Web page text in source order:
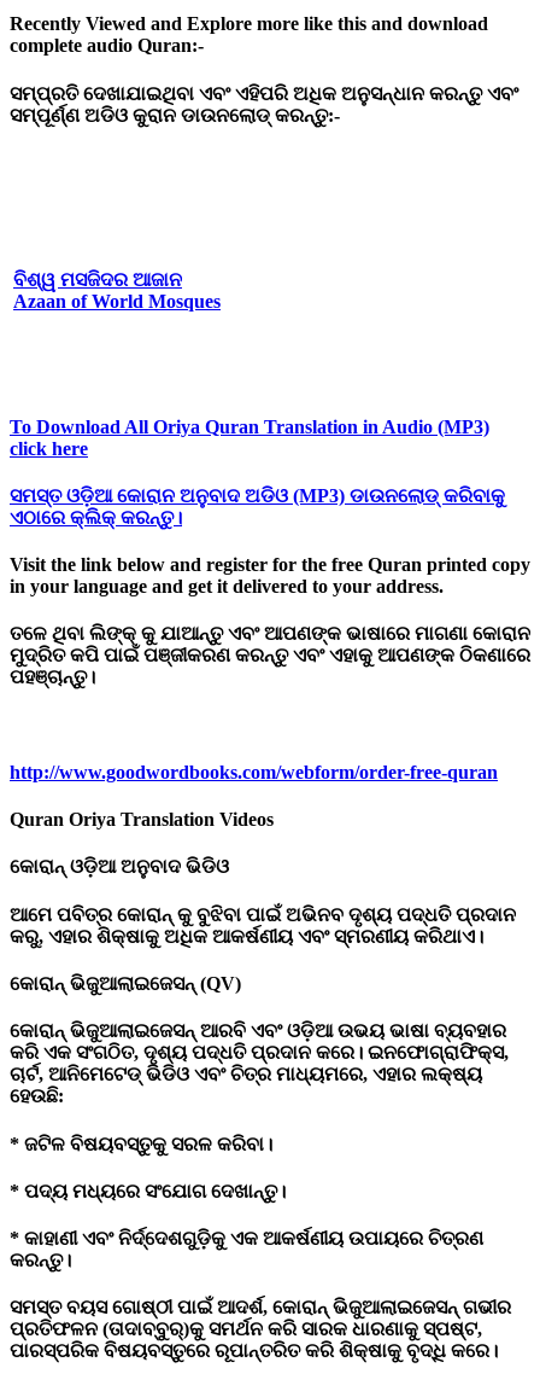
Recently Viewed and Explore more like this and download
complete audio Quran:-
ସମ୍ପ୍ରତିଦେଖାଯାଇଥିବା ଏବଂଏହିପରି ଅଧିକ ଅନୁସନ୍ଧାନ କରନ୍ତୁଏବଂ
ସମ୍ପୂର୍ଣ୍ଣଅଡିଓ କୁରାନ ଡାଉନଲୋଡ୍ କରନ୍ତୁ:-
ବିଶ୍ୱ ମସଜିଦର ଆଜାନ
Azaan of World Mosques
To Download All Oriya Quran Translation in Audio (MP3)
click here
ସମସ୍ତଓଡ଼ିଆକୋରାନ ଅନୁବାଦ ଅଡିଓ (MP3) ଡାଉନଲୋଡ୍ କରିବାକୁ
ଏଠାରେ କ୍ଲିକ୍ କରନ୍ତୁ।
Visit the link below and register for the free Quran printed copy
in your language and get it delivered to your address.
ତଳେ ଥିବା ଲିଙ୍କ୍ କୁ ଯାଆନ୍ତୁଏବଂଆପଣଙ୍କ ଭାଷାରେମାଗଣା କୋରାନ
ମୁଦ୍ରିତକପି ପାଇଁପଞ୍ଜୀକରଣକରନ୍ତୁଏବଂଏହାକୁ ଆପଣଙ୍କ ଠିକଣାରେ
ପହଞ୍ଚାନ୍ତୁ।
http://www.goodwordbooks.com/webform/order-free-quran
Quran Oriya Translation Videos
କୋରାନ୍ ଓଡ଼ିଆଅନୁବାଦ ଭିଡିଓ
ଆମେ ପବିତ୍ର କୋରାନ୍ କୁ ବୁଝିବା ପାଇଁ ଅଭିନବ ଦୃଶ୍ୟ ପଦ୍ଧତି ପ୍ରଦାନ
କରୁ, ଏହାର ଶିକ୍ଷାକୁ ଅଧିକ ଆକର୍ଷଣୀୟ ଏବଂ ସ୍ମରଣୀୟ କରିଥାଏ।
କୋରାନ୍ ଭିଜୁଆଲାଇଜେସନ୍ (QV)
କୋରାନ୍ ଭିଜୁଆଲାଇଜେସନ୍ ଆରବି ଏବଂ ଓଡ଼ିଆ ଉଭୟ ଭାଷା ବ୍ୟବହାର
କରି ଏକ ସଂଗଠିତ, ଦୃଶ୍ୟ ପଦ୍ଧତି ପ୍ରଦାନ କରେ। ଇନଫୋଗ୍ରାଫିକ୍ସ,
ଚାର୍ଟ, ଆନିମେଟେଡ୍ ଭିଡିଓ ଏବଂ ଚିତ୍ର ମାଧ୍ୟମରେ, ଏହାର ଲକ୍ଷ୍ୟ
ହେଉଛି:
* ଜଟିଳ ବିଷୟବସ୍ତୁକୁ ସରଳ କରିବା।
* ପଦ୍ୟ ମଧ୍ୟରେ ସଂଯୋଗ ଦେଖାନ୍ତୁ।
* କାହାଣୀ ଏବଂ ନିର୍ଦ୍ଦେଶଗୁଡ଼ିକୁ ଏକ ଆକର୍ଷଣୀୟ ଉପାୟରେ ଚିତ୍ରଣ
କରନ୍ତୁ।
ସମସ୍ତ ବୟସ ଗୋଷ୍ଠୀ ପାଇଁ ଆଦର୍ଶ, କୋରାନ୍ ଭିଜୁଆଲାଇଜେସନ୍ ଗଭୀର
ପ୍ରତିଫଳନ (ତାଦାବ୍ବୁର୍)କୁ ସମର୍ଥନ କରି ସାରକ ଧାରଣାକୁ ସ୍ପଷ୍ଟ,
ପାରସ୍ପରିକ ବିଷୟବସ୍ତୁରେ ରୂପାନ୍ତରିତ କରି ଶିକ୍ଷାକୁ ବୃଦ୍ଧି କରେ।